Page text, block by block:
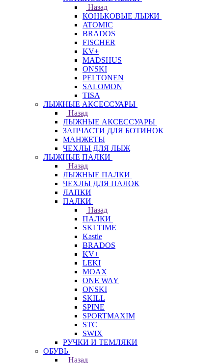
Назад
КОНЬКОВЫЕ ЛЫЖИ
ATOMIC
BRADOS
FISCHER
KV+
MADSHUS
ONSKI
PELTONEN
SALOMON
TISA
ЛЫЖНЫЕ АКСЕССУАРЫ
Назад
ЛЫЖНЫЕ АКСЕССУАРЫ
ЗАПЧАСТИ ДЛЯ БОТИНОК
МАНЖЕТЫ
ЧЕХЛЫ ДЛЯ ЛЫЖ
ЛЫЖНЫЕ ПАЛКИ
Назад
ЛЫЖНЫЕ ПАЛКИ
ЧЕХЛЫ ДЛЯ ПАЛОК
ЛАПКИ
ПАЛКИ
Назад
ПАЛКИ
SKI TIME
Kastle
BRADOS
KV+
LEKI
MOAX
ONE WAY
ONSKI
SKILL
SPINE
SPORTMAXIM
STC
SWIX
РУЧКИ И ТЕМЛЯКИ
ОБУВЬ
Назад